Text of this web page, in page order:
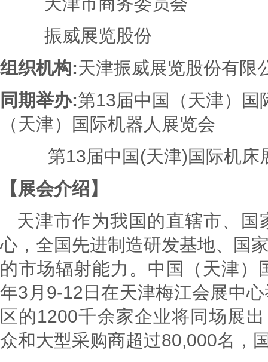
振威展览股份
组织机构:天津振威展览股份有
同期举办:第13届中国（天津）国
（天津）国际机器人展览会
第13届中国 (天津)国际机床
【展会介绍】
天津市作为我国的直辖市、国
心，全国先进制造研发基地、国
的市场辐射能力。中国（天津
年3月9-12日在天津梅江会展中
区的1200千余家企业将同场展
众和大型采购商超过80,000名，